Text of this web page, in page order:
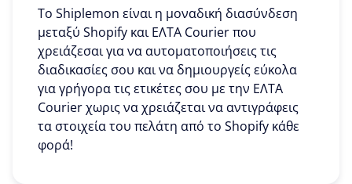
To Shiplemon είναι η μοναδική διασύνδεση
μεταξύ Shopify και ΕΛΤΑ Courier που
χρειάζεσαι για να αυτοματοποιήσεις τις
διαδικασίες σου και να δημιουργείς εύκολα
για γρήγορα τις ετικέτες σου με την ΕΛΤΑ
Courier χωρις να χρειάζεται να αντιγράφεις
τα στοιχεία του πελάτη από το Shopify κάθε
φορά!